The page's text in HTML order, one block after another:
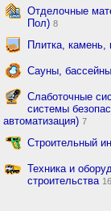
Отделочные
Пол) 8
Плитка,
Сауны,
Слаботочные
системы
автоматизация) 7
Строительный
Техника и
строительства